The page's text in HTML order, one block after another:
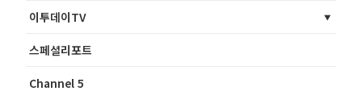
이투데이TV
스페셜리포트
Channel 5